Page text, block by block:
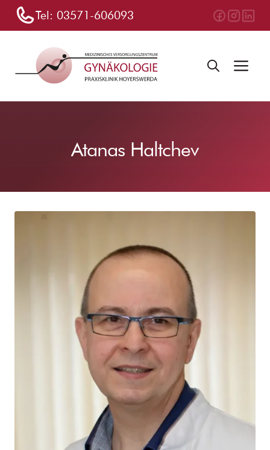
Zum
Inhalt
Tel: 03571-606093
Atanas Haltchev